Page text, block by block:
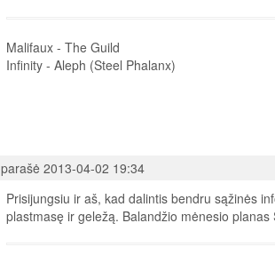
Malifaux - The Guild
Infinity - Aleph (Steel Phalanx)
parašė 2013-04-02 19:34
Prisijungsiu ir aš, kad dalintis bendru sąžinės
plastmasę ir geležą. Balandžio mėnesio